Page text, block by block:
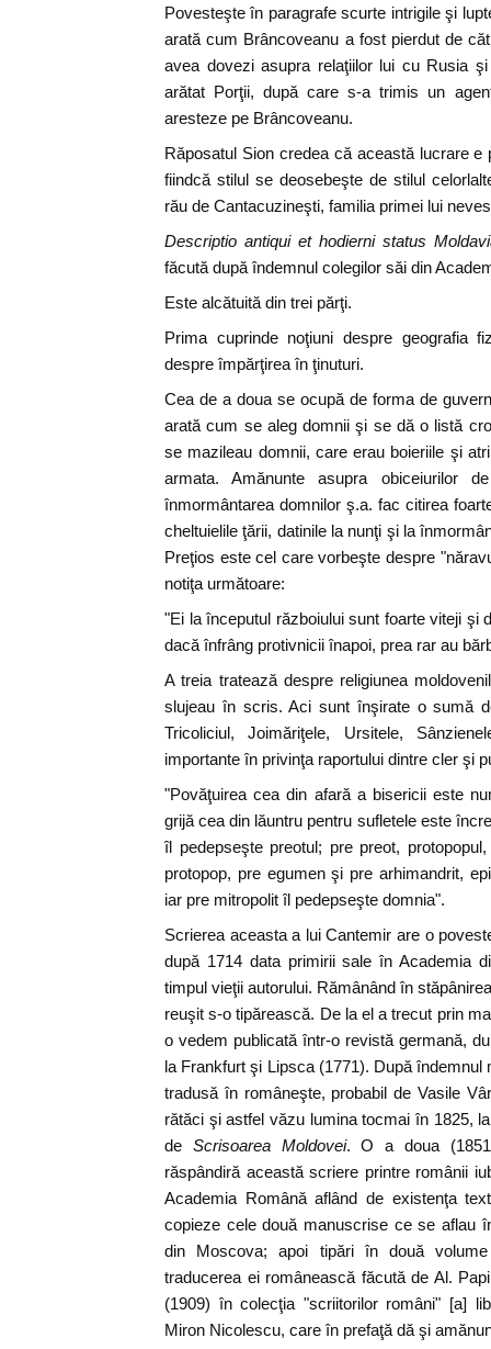
Povesteşte în paragrafe scurte intrigile şi
arată cum Brâncoveanu a fost pierdut de
avea dovezi asupra relaţiilor lui cu Rusia
arătat Porţii, după care s-a trimis un
aresteze pe Brâncoveanu.
Răposatul Sion credea că această lucrare e
fiindcă stilul se deosebeşte de stilul
rău de Cantacuzineşti, familia primei lui
Descriptio antiqui et hodierni status
făcută după îndemnul colegilor săi din
Este alcătuită din trei părţi.
Prima cuprinde noţiuni despre geografia
despre împărţirea în ţinuturi.
Cea de a doua se ocupă de forma de
arată cum se aleg domnii şi se dă o listă
se mazileau domnii, care erau boieriile şi
armata. Amănunte asupra obiceiurilor
înmormântarea domnilor ş.a. fac citirea
cheltuielile ţării, datinile la nunţi şi la
Preţios este cel care vorbeşte despre
notiţa următoare:
"Ei la începutul războiului sunt foarte viteji şi
dacă înfrâng protivnicii înapoi, prea rar au
A treia tratează despre religiunea
slujeau în scris. Aci sunt înşirate o sumă
Tricoliciul, Joimăriţele, Ursitele,
importante în privinţa raportului dintre cler şi
"Povăţuirea cea din afară a bisericii este
grijă cea din lăuntru pentru sufletele este
îl pedepseşte preotul; pre preot,
protopop, pre egumen şi pre arhimandrit,
iar pre mitropolit îl pedepseşte domnia".
Scrierea aceasta a lui Cantemir are o
după 1714 data primirii sale în Academia
timpul vieţii autorului. Rămânând în
reuşit s-o tipărească. De la el a trecut prin
o vedem publicată într-o revistă germană,
la Frankfurt şi Lipsca (1771). După îndemnul
tradusă în româneşte, probabil de Vasile
rătăci şi astfel văzu lumina tocmai în 1825,
de Scrisoarea Moldovei. O a doua
răspândiră această scriere printre românii
Academia Română aflând de existenţa
copieze cele două manuscrise ce se aflau
din Moscova; apoi tipări în două
traducerea ei românească făcută de Al.
(1909) în colecţia "scriitorilor români" [a]
Miron Nicolescu, care în prefaţă dă şi